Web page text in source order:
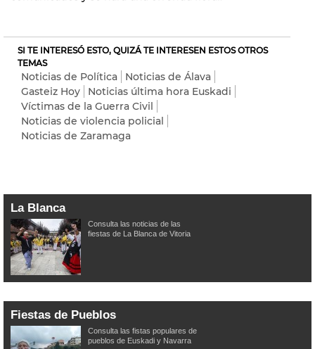
SI TE INTERESÓ ESTO, QUIZÁ TE INTERESEN ESTOS OTROS
TEMAS
Noticias de Política
Noticias de Álava
Gasteiz Hoy
Noticias última hora Euskadi
Víctimas de la Guerra Civil
Noticias de violencia policial
Noticias de Zaramaga
La Blanca
Consulta las noticias de las
fiestas de La Blanca de Vitoria
Fiestas de Pueblos
Consulta las fistas populares de
pueblos de Euskadi y Navarra